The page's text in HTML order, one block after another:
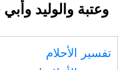
وعتبة والوليد
تفسير الأحلام